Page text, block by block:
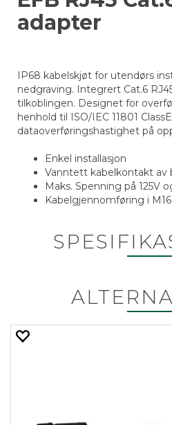
adapter
IP68 kabelskjøt for utendørs
nedgraving. Integrert Cat.6
tilkoblingen. Designet for
henhold til ISO/IEC 11801
dataoverføringshastighet på
Enkel installasjon
Vanntett kabelkontakt av
Maks. Spenning på 125V
Kabelgjennomføring i M16